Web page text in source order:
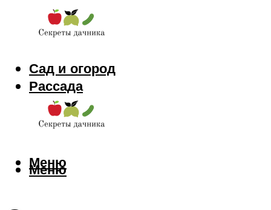
Сад и огород
Рассада
Цветы
Заготовки
Меню
Меню